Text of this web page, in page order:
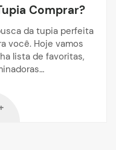
Comprar?
da tupia perfeita
você. Hoje vamos
lista de favoritas,